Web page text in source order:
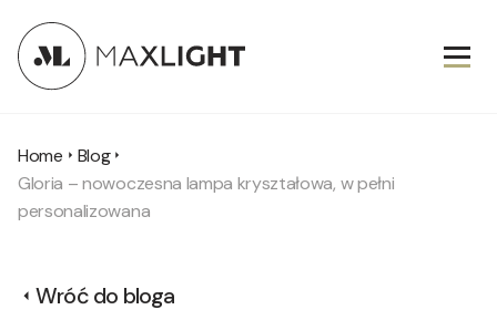
Home
Blog
Gloria – nowoczesna lampa kryształowa, w pełni
personalizowana
Wróć do bloga